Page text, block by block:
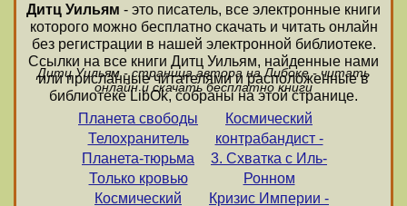
Дитц Уильям - это писатель, все электронные книги
которого можно бесплатно скачать и читать онлайн
без регистрации в нашей электронной библиотеке.
Ссылки на все книги Дитц Уильям, найденные нами
или присланные читателями и расположенные в
библиотеке LibOk, собраны на этой странице.
Дитц Уильям - страница автора на Либоке - читать
онлайн и скачать бесплатно книги
Планета свободы
Телохранитель
Планета-тюрьма
Только кровью
Космический
Космический
контрабандист -
3. Схватка с Иль-
Ронном
Кризис Империи -